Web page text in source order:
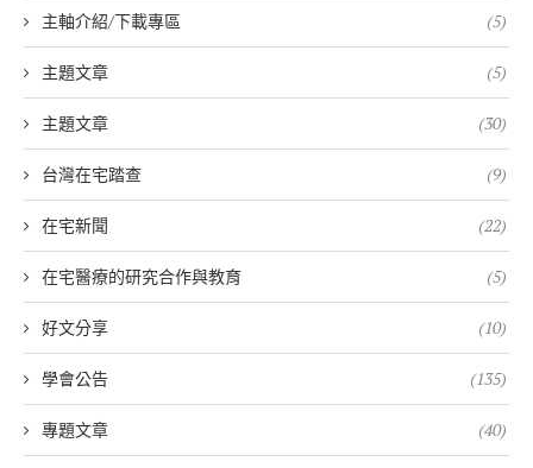
主軸介紹/下載專區 (5)
主題文章 (5)
主題文章 (30)
台灣在宅踏查 (9)
在宅新聞 (22)
在宅醫療的研究合作與教育 (5)
好文分享 (10)
學會公告 (135)
專題文章 (40)